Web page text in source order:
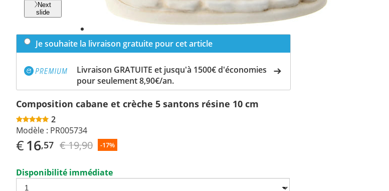
Next
slide
Je souhaite la livraison gratuite pour cet article
Livraison GRATUITE et jusqu'à 1500€ d'économies
pour seulement 8,90€/an.
Composition cabane et crèche 5 santons résine 10 cm
2
Modèle : PR005734
€16,57 € 19,90 -17%
Disponibilité immédiate